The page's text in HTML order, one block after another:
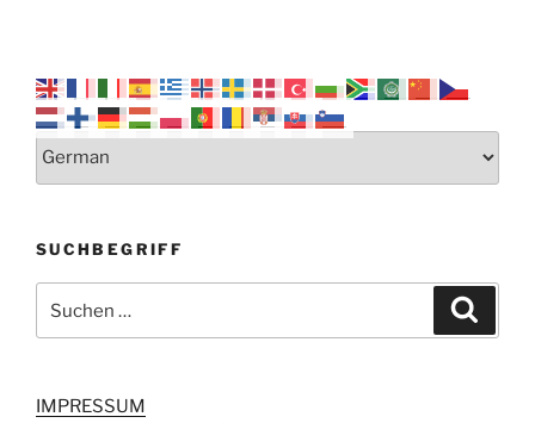
SUCHBEGRIFF
nach:
IMPRESSUM